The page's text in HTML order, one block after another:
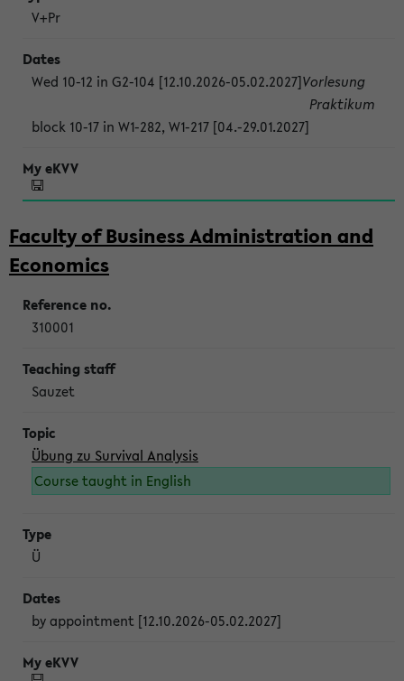
V+Pr
Wed 10-12 in G2-104 [12.10.2026-05.02.2027]Vorlesung
block 10-17 in W1-282, W1-217 [04.-29.01.2027]
Praktikum
Faculty of Business Administration and
Economics
310001
Sauzet
Übung zu Survival Analysis
Course taught in English
Ü
by appointment [12.10.2026-05.02.2027]